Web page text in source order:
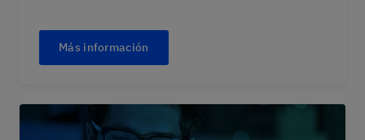
Más información